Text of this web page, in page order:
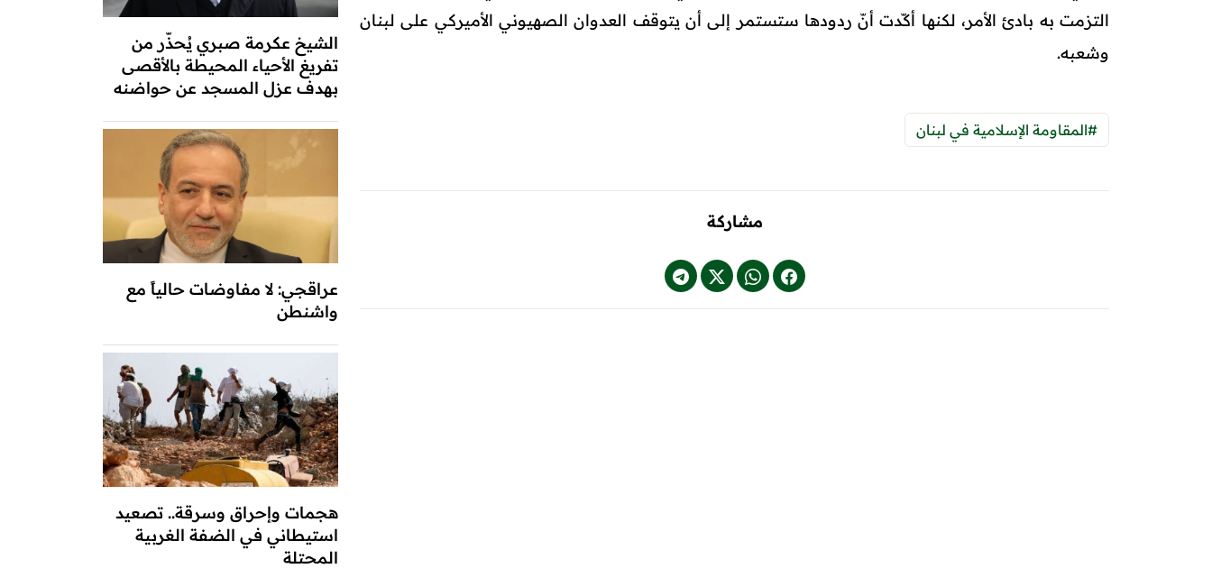
التزمت به بادئ الأمر، لكنها أكّدت أنّ ردودها ستستمر إلى أن يتوقف العدوان الصهيوني الأميركي على لبنان
وشعبه.
#المقاومة الإسلامية في لبنان
مشاركة
الشيخ عكرمة صبري يُحذّر من
تفريغ الأحياء المحيطة بالأقصى
بهدف عزل المسجد عن حواضنه
عراقجي: لا مفاوضات حالياً مع
واشنطن
هجمات وإحراق وسرقة.. تصعيد
استيطاني في الضفة الغربية
المحتلة